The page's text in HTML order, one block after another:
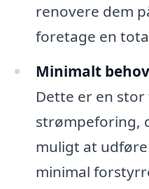
renovere dem
foretage en
Minimalt
Dette er en
strømpeforing,
muligt at
minimal